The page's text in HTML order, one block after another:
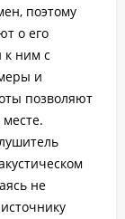
поэтому
о его
к ним с
и
позволяют
не